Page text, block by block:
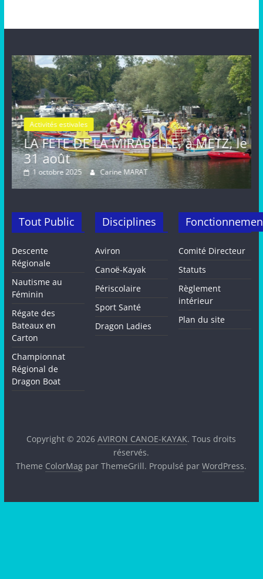
à METZ, le
Activités estivales Actualités
FETE de la
août, METZ
16 septembre 2024
Tout Public
Descente
Régionale
Nautisme au
Féminin
Régate des
Bateaux en
Carton
Championnat
Régional de
Dragon Boat
Disciplines
Aviron
Canoë-Kayak
Périscolaire
Sport Santé
Dragon Ladies
Comité Directeur
Statuts
Règlement
intérieur
Plan du site
Copyright © 2026AVIRON CANOE-KAYAK. Tous droits
réservés.
Theme ColorMag par ThemeGrill. Propulsé parWordPress.